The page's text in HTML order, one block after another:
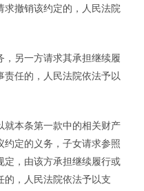
求撤销该约定的，人民法院
另一方请求其承担继续履
任的，人民法院依法予以
就本条第一款中的相关财产
定的义务，子女请求参照
定，由该方承担继续履行或
，人民法院依法予以支